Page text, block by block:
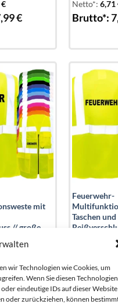
wir Technologien wie Cookies, um
Wenn Sie diesen Technologien
eindeutige IDs auf dieser Website
oder zurückziehen, können
€
€
Netto*: 6,71
Brutto*:
Add to
wishlist
mit
// große
€
Feuerwehr-
Taschen und
Brutto*: